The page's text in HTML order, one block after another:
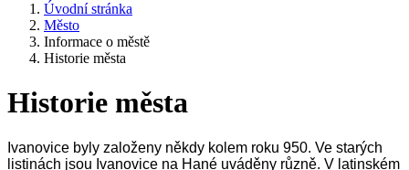
Úvodní stránka
Město
Informace o městě
Historie města
Historie města
Ivanovice byly založeny někdy kolem roku 950. Ve starých
listinách jsou Ivanovice na Hané uváděny různě. V latinském